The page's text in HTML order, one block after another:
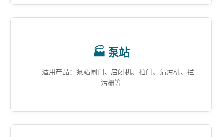
🏭 泵站
适用产品：泵站闸门、启闭机、拍门、清污机、拦
污栅等